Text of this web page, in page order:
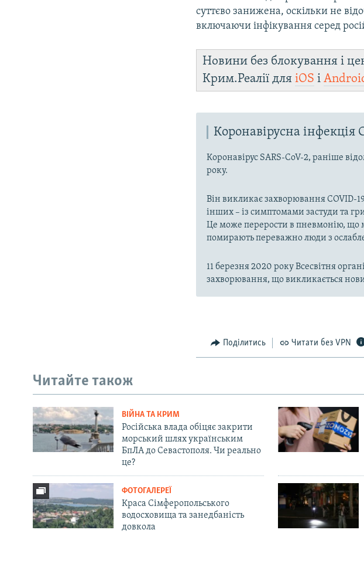
суттєво занижена, оскільки не
включаючи інфікування серед
Новини без блокування і
Крим.Реалії дляiOS і
Коронавірусна інфекція
Коронавірус SARS-CoV-2, раніше
року.
Він викликає захворювання COVID-
інших – із симптомами застуди та
Це може перерости в пневмонію, що
помирають переважно люди з
11 березня 2020 року Всесвітня
захворювання, що викликається
Поділитись Читати без VPN
Читайте також
ВІЙНА ТА КРИМ
Російська влада обіцяє закрити
морський шлях українським
БпЛА до Севастополя. Чи реально
це?
ФОТОГАЛЕРЕЇ
Краса Сімферопольського
водосховища та занедбаність
довкола